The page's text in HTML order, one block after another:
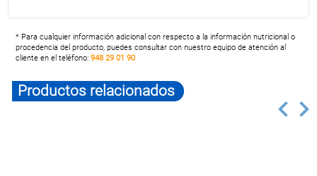
* Para cualquier información adicional con respecto a la información nutricional o
procedencia del producto, puedes consultar con nuestro equipo de atención al
cliente en el teléfono:948 29 01 90
Productos relacionados